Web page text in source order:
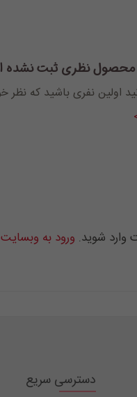
محصول نظری ثبت
اولین نفری باشید که نظر
وارد شوید. ورود به وبسایت
دسترسی سریع